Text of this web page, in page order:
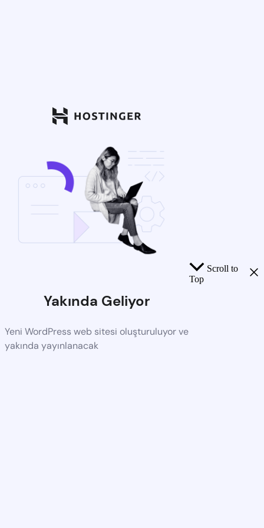
Yakında Geliyor
Yeni WordPress web sitesi oluşturuluyor ve
yakında yayınlanacak
Scroll to
Top